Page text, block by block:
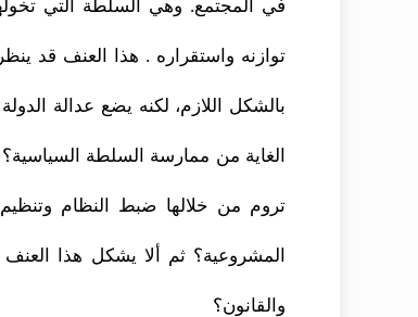
في المجتمع. وهي السلطة التي تخولها
توازنه واستقراره . هذا العنف قد
بالشكل اللازم، لكنه يضع عدالة
الغاية من ممارسة السلطة
تروم من خلالها ضبط النظام
المشروعية؟ ثم ألا يشكل هذا العنف
والقانون؟